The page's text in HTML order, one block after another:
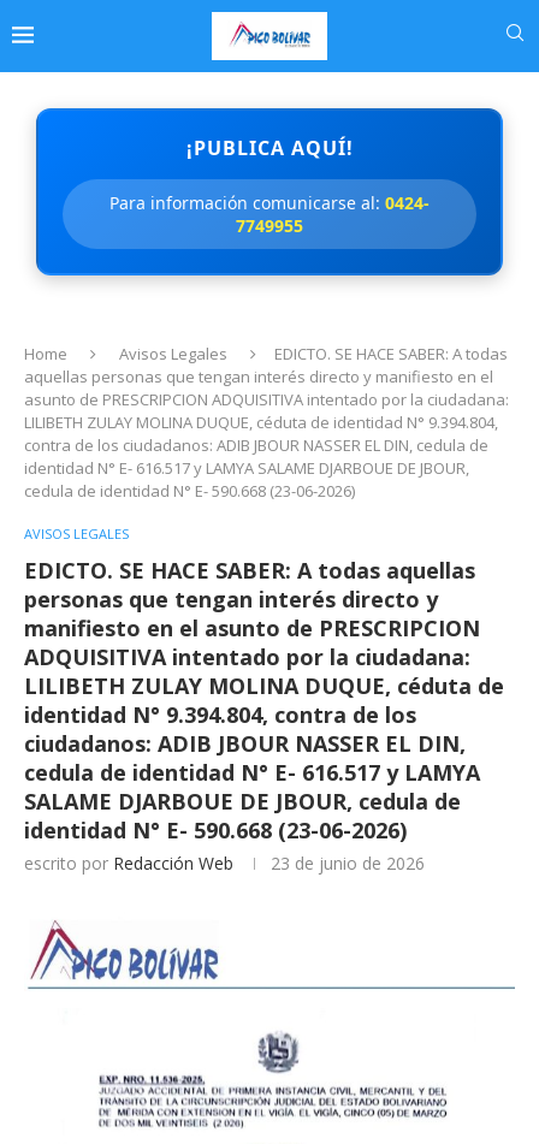
¡PUBLICA AQUÍ!
Para información comunicarse al: 0424-
7749955
Home Avisos Legales
EDICTO. SE HACE SABER: A todas
aquellas personas que tengan interés directo y manifiesto en el
asunto de PRESCRIPCION ADQUISITIVA intentado por la ciudadana:
LILIBETH ZULAY MOLINA DUQUE, céduta de identidad N° 9.394.804,
contra de los ciudadanos: ADIB JBOUR NASSER EL DIN, cedula de
identidad N° E- 616.517 y LAMYA SALAME DJARBOUE DE JBOUR,
cedula de identidad N° E- 590.668 (23-06-2026)
AVISOS LEGALES
EDICTO. SE HACE SABER: A todas aquellas
personas que tengan interés directo y
manifiesto en el asunto de PRESCRIPCION
ADQUISITIVA intentado por la ciudadana:
LILIBETH ZULAY MOLINA DUQUE, céduta de
identidad N° 9.394.804, contra de los
ciudadanos: ADIB JBOUR NASSER EL DIN,
cedula de identidad N° E- 616.517 y LAMYA
SALAME DJARBOUE DE JBOUR, cedula de
identidad N° E- 590.668 (23-06-2026)
escrito por Redacción Web 23 de junio de 2026